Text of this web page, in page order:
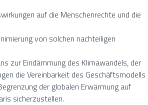
auf die Menschenrechte und die
von solchen nachteiligen
zur Eindämmung des Klimawandels, der
die Vereinbarkeit des Geschäftsmodells
der globalen Erwärmung auf
sicherzustellen.